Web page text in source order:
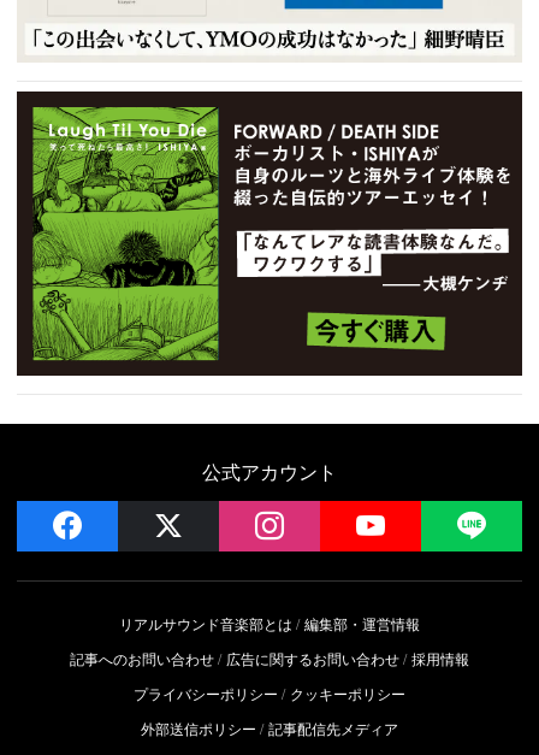
公式アカウント
facebook instagram YouTube
リアルサウンド音楽部とは
編集部・運営情報
記事へのお問い合わせ
広告に関するお問い合わせ 採用情報
プライバシーポリシー
クッキーポリシー
外部送信ポリシー
記事配信先メディア